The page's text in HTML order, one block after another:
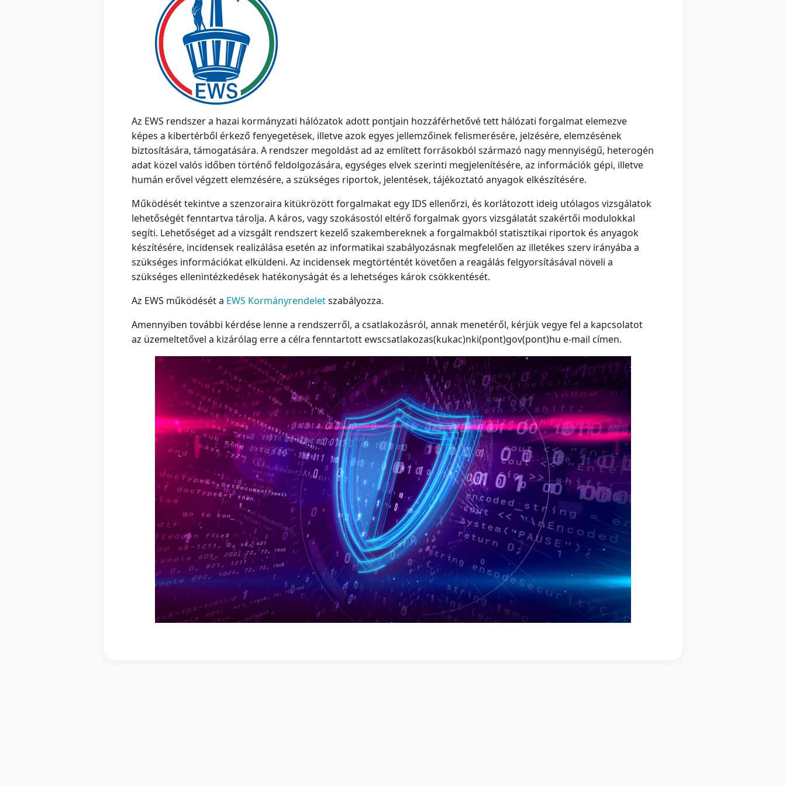
Az EWS rendszer a hazai kormányzati hálózatok adott pontjain hozzáférhetővé tett hálózati forgalmat elemezve
képes a kibertérből érkező fenyegetések, illetve azok egyes jellemzőinek felismerésére, jelzésére, elemzésének
biztosítására, támogatására. A rendszer megoldást ad az említett forrásokból származó nagy mennyiségű, heterogén
adat közel valós időben történő feldolgozására, egységes elvek szerinti megjelenítésére, az információk gépi, illetve
humán erővel végzett elemzésére, a szükséges riportok, jelentések, tájékoztató anyagok elkészítésére.
Működését tekintve a szenzoraira kitükrözött forgalmakat egy IDS ellenőrzi, és korlátozott ideig utólagos vizsgálatok
lehetőségét fenntartva tárolja. A káros, vagy szokásostól eltérő forgalmak gyors vizsgálatát szakértői modulokkal
segíti. Lehetőséget ad a vizsgált rendszert kezelő szakembereknek a forgalmakból statisztikai riportok és anyagok
készítésére, incidensek realizálása esetén az informatikai szabályozásnak megfelelően az illetékes szerv irányába a
szükséges információkat elküldeni. Az incidensek megtörténtét követően a reagálás felgyorsításával növeli a
szükséges ellenintézkedések hatékonyságát és a lehetséges károk csökkentését.
Az EWS működését a EWS Kormányrendeletszabályozza.
Amennyiben további kérdése lenne a rendszerről, a csatlakozásról, annak menetéről, kérjük vegye fel a kapcsolatot
az üzemeltetővel a kizárólag erre a célra fenntartott ewscsatlakozas(kukac)nki(pont)gov(pont)hu e-mail címen.